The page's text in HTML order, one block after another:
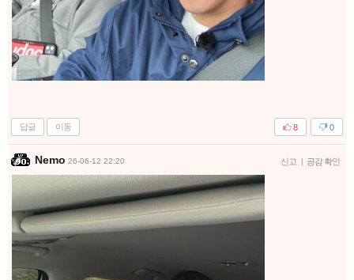
답글 이동 0
8
Nemo 26-06-12 22:20 신고 | 공감 확인